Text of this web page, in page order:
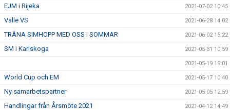
EJM i Rijeka 2021-07-02 10:45
Valle VS 2021-06-28 14:02
TRÄNA SIMHOPP MED OSS I SOMMAR 2021-06-02 15:22
SM i Karlskoga 2021-05-31 10:59
2021-05-19 19:01
World Cup och EM 2021-05-17 10:40
Ny samarbetspartner 2021-05-05 12:59
Handlingar från Årsmöte 2021 2021-04-12 14:49